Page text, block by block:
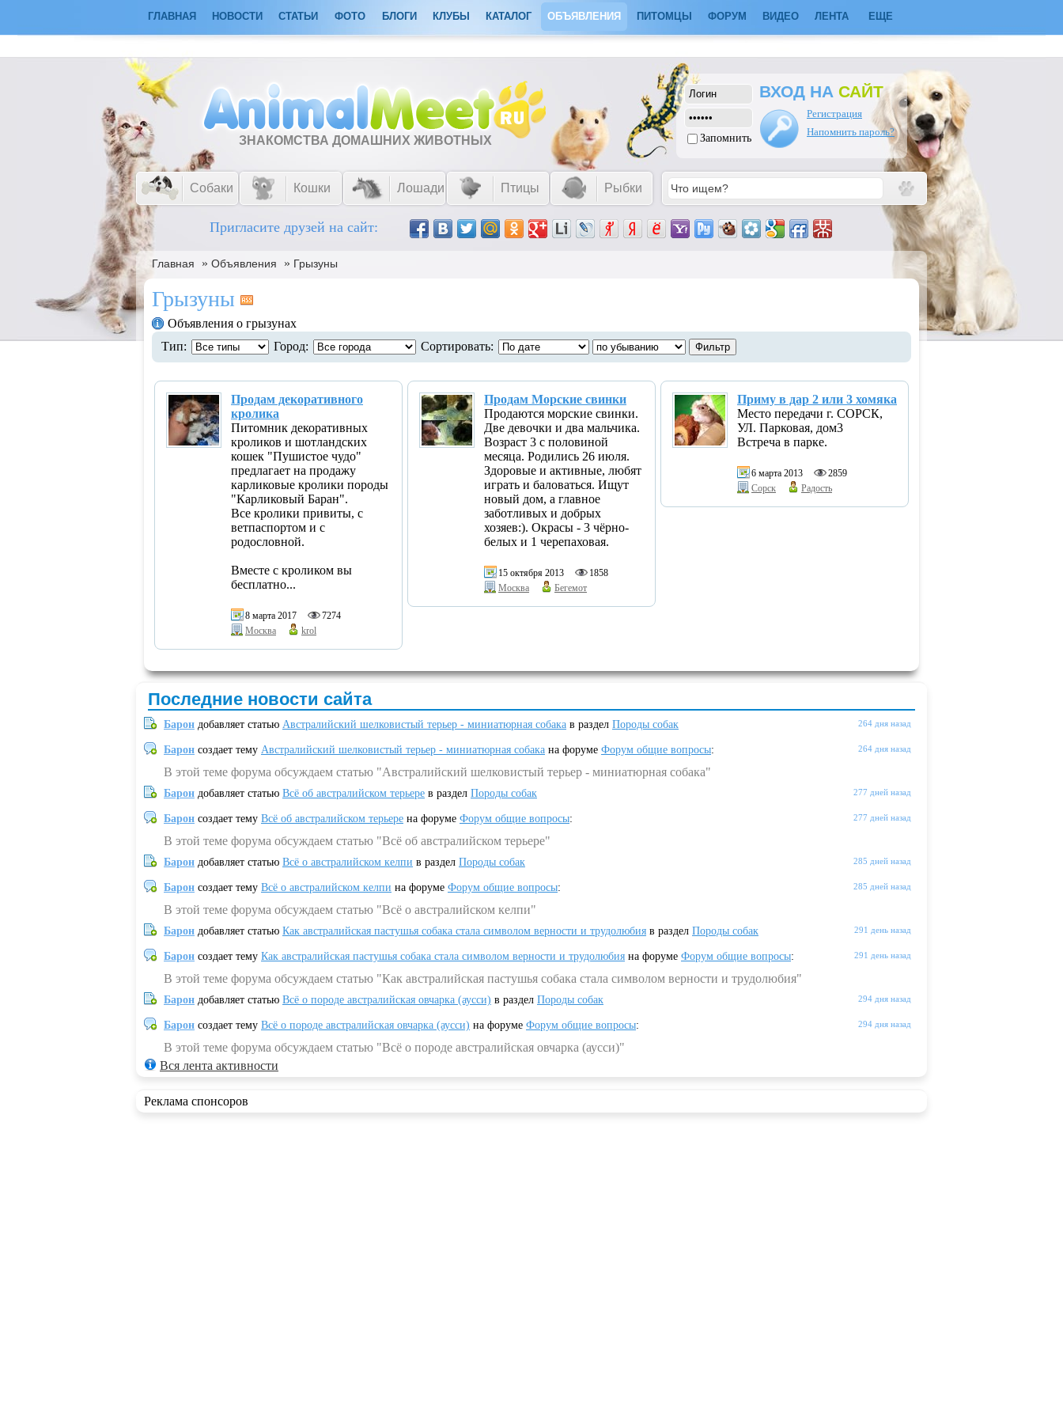
ГЛАВНАЯ НОВОСТИ СТАТЬИ ФОТО БЛОГИ КЛУБЫ КАТАЛОГ ОБЪЯВЛЕНИЯ ПИТОМЦЫ ФОРУМ ВИДЕО ЛЕНТА ЕЩЕ
ЗНАКОМСТВА ДОМАШНИХ ЖИВОТНЫХ Запомнить
ВХОД НА САЙТ
Регистрация
Напомнить пароль?
Собаки Кошки Лошади Птицы Рыбки
Пригласите друзей на сайт:
Главная » Объявления » Грызуны
Грызуны
Объявления о грызунах
Тип:
Город: Сортировать:
Продам декоративного
кролика
Питомник декоративных
кроликов и шотландских
кошек "Пушистое чудо"
предлагает на продажу
карликовые кролики породы
"Карликовый Баран".
Все кролики привиты, с
ветпаспортом и с
родословной.
Вместе с кроликом вы
бесплатно...
8 марта 2017
7274
Москва
krol
Продам Морские свинки
Продаются морские свинки.
Две девочки и два мальчика.
Возраст 3 с половиной
месяца. Родились 26 июля.
Здоровые и активные, любят
играть и баловаться. Ищут
новый дом, а главное
заботливых и добрых
хозяев:). Окрасы - 3 чёрно-
белых и 1 черепаховая.
15 октября 2013
1858
Москва
Бегемот
Приму в дар 2 или 3 хомяка
Место передачи г. СОРСК,
УЛ. Парковая, дом3
Встреча в парке.
6 марта 2013
2859
Сорск
Радость
Последние новости сайта
264 дня назад
Барон добавляет статью Австралийский шелковистый терьер - миниатюрная собака в раздел Породы собак
264 дня назад
Барон создает тему Австралийский шелковистый терьер - миниатюрная собака на форуме Форум общие вопросы:
В этой теме форума обсуждаем статью "Австралийский шелковистый терьер - миниатюрная собака"
277 дней назад
Барон добавляет статью Всё об австралийском терьере в раздел Породы собак
277 дней назад
Барон создает тему Всё об австралийском терьере на форуме Форум общие вопросы:
В этой теме форума обсуждаем статью "Всё об австралийском терьере"
285 дней назад
Барон добавляет статью Всё о австралийском келпи в раздел Породы собак
285 дней назад
Барон создает тему Всё о австралийском келпи на форуме Форум общие вопросы:
В этой теме форума обсуждаем статью "Всё о австралийском келпи"
291 день назад
Барон добавляет статью Как австралийская пастушья собака стала символом верности и трудолюбия в раздел Породы собак
291 день назад
Барон создает тему Как австралийская пастушья собака стала символом верности и трудолюбия на форуме Форум общие вопросы:
В этой теме форума обсуждаем статью "Как австралийская пастушья собака стала символом верности и трудолюбия"
294 дня назад
Барон добавляет статью Всё о породе австралийская овчарка (аусси) в раздел Породы собак
294 дня назад
Барон создает тему Всё о породе австралийская овчарка (аусси) на форуме Форум общие вопросы:
В этой теме форума обсуждаем статью "Всё о породе австралийская овчарка (аусси)"
Вся лента активности
Реклама спонсоров